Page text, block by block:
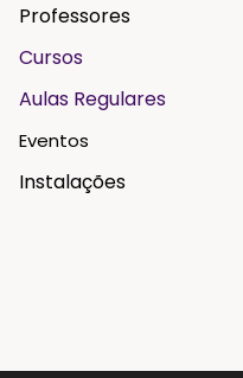
Professores
Cursos
Aulas Regulares
Eventos
Instalações